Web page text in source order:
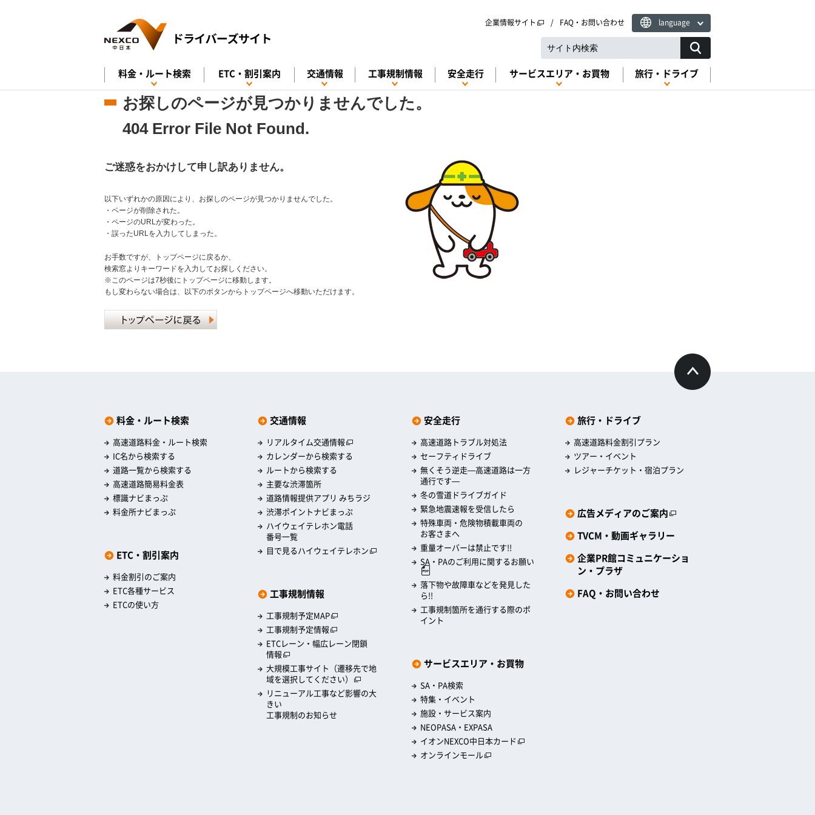
企業情報サイト FAQ・お問い合わせ language
料金・ルート検索 ETC・割引案内 交通情報 工事規制情報 安全走行 サービスエリア・お買物 旅行・ドライブ
お探しのページが見つかりませんでした。
404 Error File Not Found.
ご迷惑をおかけして申し訳ありません。
以下いずれかの原因により、お探しのページが見つかりませんでした。
・ページが削除された。
・ページのURLが変わった。
・誤ったURLを入力してしまった。
お手数ですが、トップページに戻るか、
検索窓よりキーワードを入力してお探しください。
※このページは7秒後にトップページに移動します。
もし変わらない場合は、以下のボタンからトップページへ移動いただけます。
料金・ルート検索
高速道路料金・ルート検索
IC名から検索する
道路一覧から検索する
高速道路簡易料金表
標識ナビまっぷ
料金所ナビまっぷ
ETC・割引案内
料金割引のご案内
ETC各種サービス
ETCの使い方
交通情報
リアルタイム交通情報
カレンダーから検索する
ルートから検索する
主要な渋滞箇所
道路情報提供アプリ みちラジ
渋滞ポイントナビまっぷ
ハイウェイテレホン電話
番号一覧
目で見るハイウェイテレホン
工事規制情報
工事規制予定MAP
工事規制予定情報
ETCレーン・幅広レーン閉鎖
情報
大規模工事サイト（遷移先で地
域を選択してください）
リニューアル工事など影響の大
きい
工事規制のお知らせ
安全走行
高速道路トラブル対処法
セーフティドライブ
無くそう逆走―高速道路は一方
通行です―
冬の雪道ドライブガイド
緊急地震速報を受信したら
特殊車両・危険物積載車両の
お客さまへ
重量オーバーは禁止です!!
SA・PAのご利用に関するお願い
落下物や故障車などを発見した
ら!!
工事規制箇所を通行する際のポ
イント
サービスエリア・お買物
SA・PA検索
特集・イベント
施設・サービス案内
NEOPASA・EXPASA
イオンNEXCO中日本カード
オンラインモール
旅行・ドライブ
高速道路料金割引プラン
ツアー・イベント
レジャーチケット・宿泊プラン
広告メディアのご案内
TVCM・動画ギャラリー
企業PR館コミュニケーショ
ン・プラザ
FAQ・お問い合わせ